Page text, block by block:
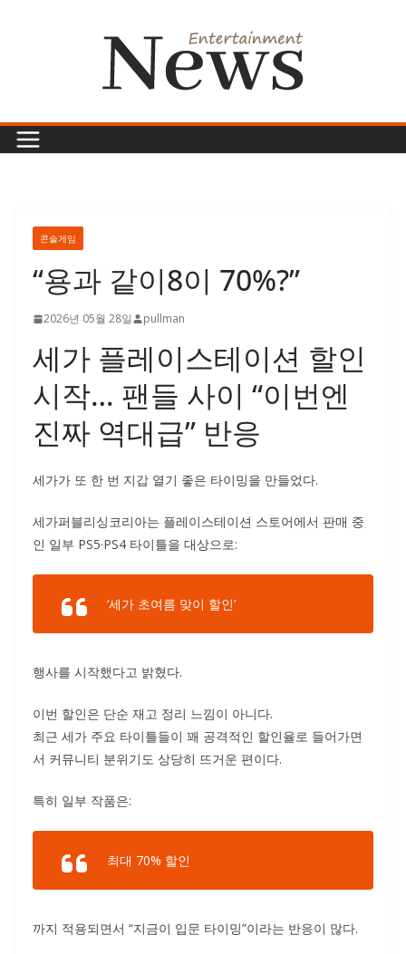
콘솔게임
“용과 같이8이 70%?”
2026년 05월 28일 pullman
세가 플레이스테이션 할인
시작… 팬들 사이 “이번엔
진짜 역대급” 반응
세가가 또 한 번 지갑 열기 좋은 타이밍을 만들었다.
세가퍼블리싱코리아는 플레이스테이션 스토어에서 판매 중
인 일부 PS5·PS4 타이틀을 대상으로:
‘세가 초여름 맞이 할인’
행사를 시작했다고 밝혔다.
이번 할인은 단순 재고 정리 느낌이 아니다.
최근 세가 주요 타이틀들이 꽤 공격적인 할인율로 들어가면
서 커뮤니티 분위기도 상당히 뜨거운 편이다.
특히 일부 작품은:
최대 70% 할인
까지 적용되면서 “지금이 입문 타이밍”이라는 반응이 많다.